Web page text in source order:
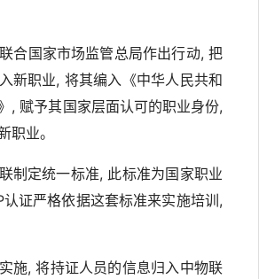
合国家市场监管总局作出行动, 把
新职业, 将其编入《中华人民共和
, 赋予其国家层面认可的职业身份,
职业。
制定统一标准, 此标准为国家职业
证严格依据这套标准来实施培训,
施, 将持证人员的信息归入中物联